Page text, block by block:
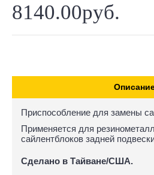
8140.00руб.
Приспособление для замены
Применяется для
сайлентблоков задней
Сделано в Тайване/США.